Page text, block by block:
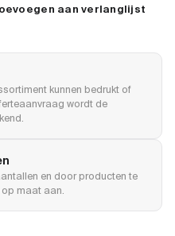
aan verlanglijst
kunnen bedrukt of
wordt de
en door producten te
maat aan.